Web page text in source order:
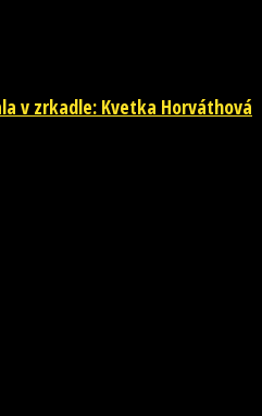
v zrkadle: Kvetka Horváthová